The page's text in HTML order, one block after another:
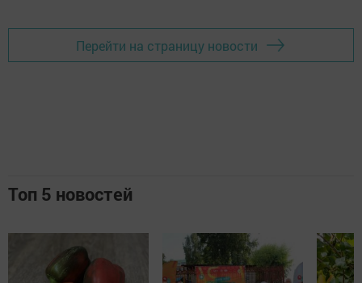
Перейти на страницу новости
Топ 5 новостей